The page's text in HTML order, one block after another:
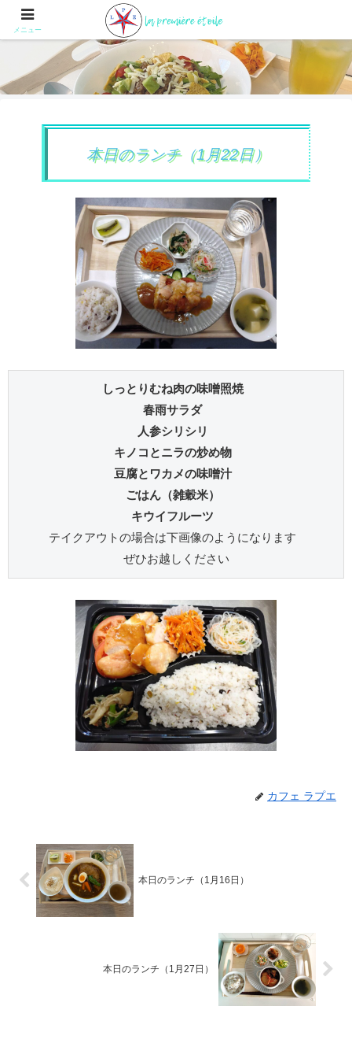
本日のランチ（1月22日）
しっとりむね肉の味噌照焼
春雨サラダ
人参シリシリ
キノコとニラの炒め物
豆腐とワカメの味噌汁
ごはん（雑穀米）
キウイフルーツ
テイクアウトの場合は下画像のようになります
ぜひお越しください
カフェ ラプエ
本日のランチ（1月16日）
本日のランチ（1月27日）
メニュー